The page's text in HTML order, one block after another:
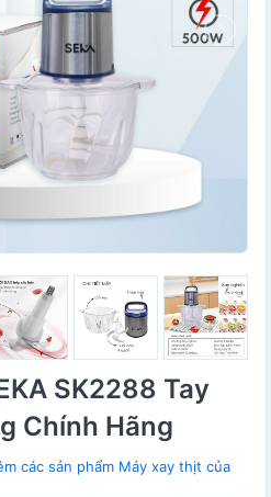
SK2288 Tay
Chính Hãng
các sản phẩm Máy xay thịt của